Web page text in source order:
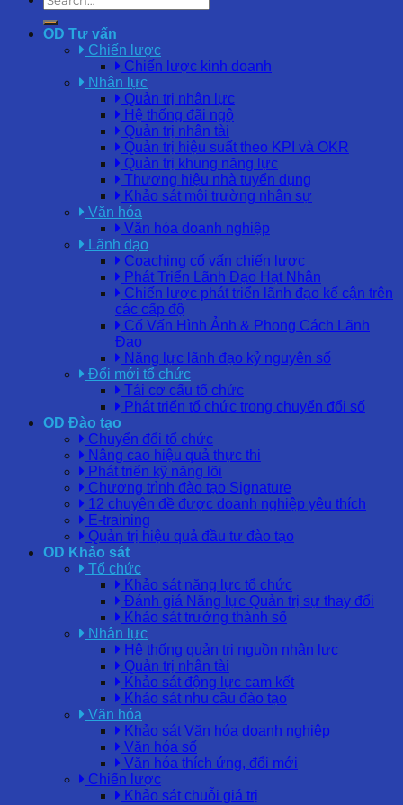
OD Tư vấn
Chiến lược
Chiến lược kinh doanh
Nhân lực
Quản trị nhân lực
Hệ thống đãi ngộ
Quản trị nhân tài
Quản trị hiệu suất theo KPI và OKR
Quản trị khung năng lực
Thương hiệu nhà tuyển dụng
Khảo sát môi trường nhân sự
Văn hóa
Văn hóa doanh nghiệp
Lãnh đạo
Coaching cố vấn chiến lược
Phát Triển Lãnh Đạo Hạt Nhân
Chiến lược phát triển lãnh đạo kế cận trên
các cấp độ
Cố Vấn Hình Ảnh & Phong Cách Lãnh
Đạo
Năng lực lãnh đạo kỷ nguyên số
Đổi mới tổ chức
Tái cơ cấu tổ chức
Phát triển tổ chức trong chuyển đổi số
OD Đào tạo
Chuyển đổi tổ chức
Nâng cao hiệu quả thực thi
Phát triển kỹ năng lõi
Chương trình đào tạo Signature
12 chuyên đề được doanh nghiệp yêu thích
E-training
Quản trị hiệu quả đầu tư đào tạo
OD Khảo sát
Tổ chức
Khảo sát năng lực tổ chức
Đánh giá Năng lực Quản trị sự thay đổi
Khảo sát trưởng thành số
Nhân lực
Hệ thống quản trị nguồn nhân lực
Quản trị nhân tài
Khảo sát động lực cam kết
Khảo sát nhu cầu đào tạo
Văn hóa
Khảo sát Văn hóa doanh nghiệp
Văn hóa số
Văn hóa thích ứng, đổi mới
Chiến lược
Khảo sát chuỗi giá trị